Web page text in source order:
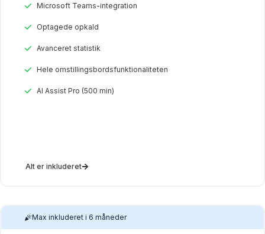
Microsoft Teams-integration
Optagede opkald
Avanceret statistik
Hele omstillingsbordsfunktionaliteten
AI Assist Pro (500 min)
Alt er inkluderet
Max inkluderet i 6 måneder